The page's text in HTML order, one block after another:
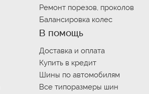
Ремонт порезов, проколов
Балансировка колес
В помощь
Доставка и оплата
Купить в кредит
Шины по автомобилям
Все типоразмеры шин